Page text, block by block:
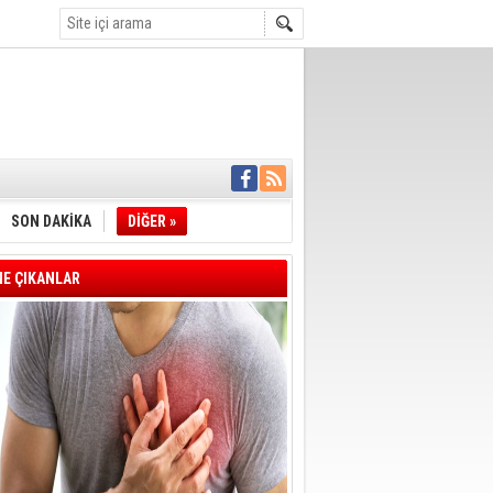
ALINACAK
TAHLİYE
DERNEĞİ
ÇİZGİMİZ
ALANA
KARARTMA
VERİLDİ
VELİ AĞBABA
SON DAKİKA DİĞER »
ÇIKANLAR